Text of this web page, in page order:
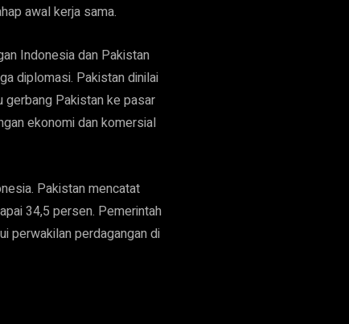
awal kerja sama.
Indonesia dan Pakistan
diplomasi. Pakistan dinilai
gerbang Pakistan ke pasar
ekonomi dan komersial
Pakistan mencatat
34,5 persen. Pemerintah
perwakilan perdagangan di